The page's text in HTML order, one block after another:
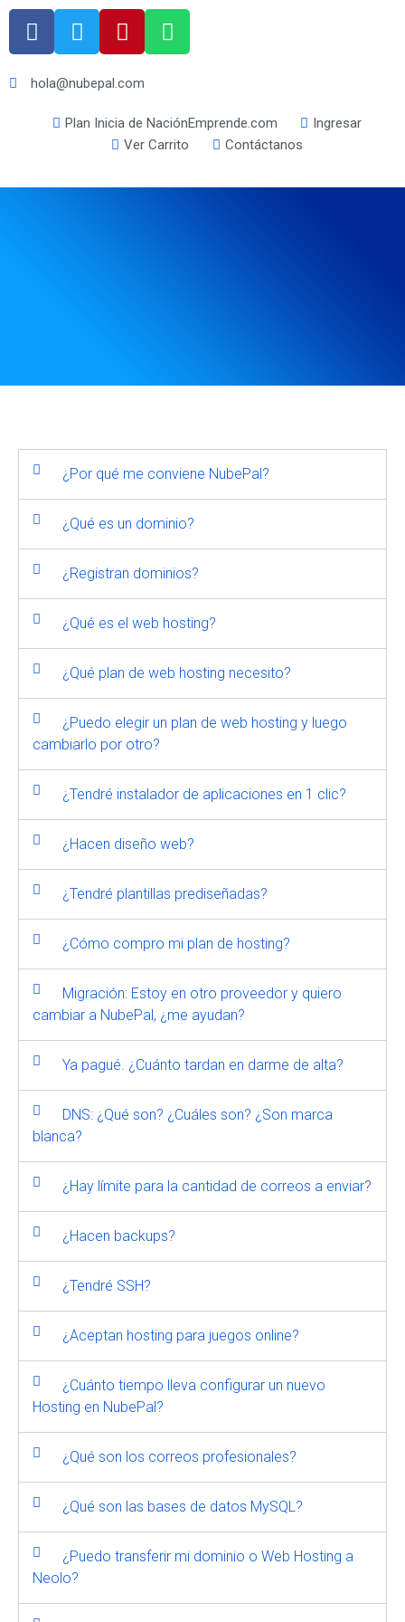
hola@nubepal.com
Plan Inicia de NaciónEmprende.com
Ingresar
Ver Carrito
Contáctanos
¿Por qué me conviene NubePal?
¿Qué es un dominio?
¿Registran dominios?
¿Qué es el web hosting?
¿Qué plan de web hosting necesito?
¿Puedo elegir un plan de web hosting y luego
cambiarlo por otro?
¿Tendré instalador de aplicaciones en 1 clic?
¿Hacen diseño web?
¿Tendré plantillas prediseñadas?
¿Cómo compro mi plan de hosting?
Migración: Estoy en otro proveedor y quiero
cambiar a NubePal, ¿me ayudan?
Ya pagué. ¿Cuánto tardan en darme de alta?
DNS: ¿Qué son? ¿Cuáles son? ¿Son marca
blanca?
¿Hay límite para la cantidad de correos a enviar?
¿Hacen backups?
¿Tendré SSH?
¿Aceptan hosting para juegos online?
¿Cuánto tiempo lleva configurar un nuevo
Hosting en NubePal?
¿Qué son los correos profesionales?
¿Qué son las bases de datos MySQL?
¿Puedo transferir mi dominio o Web Hosting a
Neolo?